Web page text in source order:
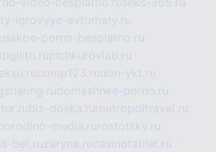
igrovyye-avtomaty.ru
russkoe-porno-besplatno.ru
digilith.rupichkurovlab.ru
comp123.rudon-ykt.ru
domashnee-porno.ru
biz-doska.ru metropoltravel.ru
media.ru rostotsky.ru
bet.ruzaryna.rucasinotablet.ru